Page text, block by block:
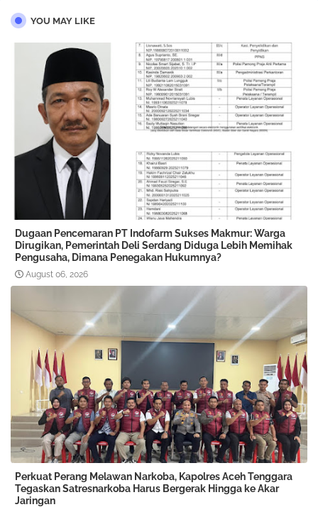
YOU MAY LIKE
Dugaan Pencemaran PT Indofarm Sukses Makmur: Warga
Dirugikan, Pemerintah Deli Serdang Diduga Lebih Memihak
Pengusaha, Dimana Penegakan Hukumnya?
August 06, 2026
Perkuat Perang Melawan Narkoba, Kapolres Aceh Tenggara
Tegaskan Satresnarkoba Harus Bergerak Hingga ke Akar
Jaringan